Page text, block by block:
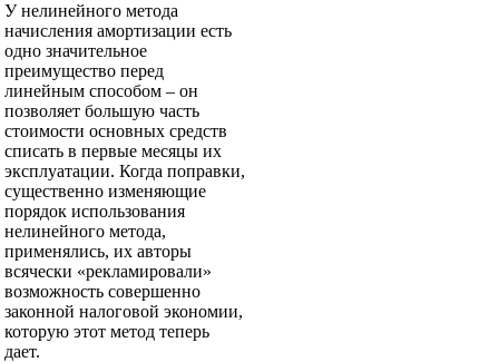
У нелинейного метода
начисления амортизации есть
одно значительное
преимущество перед
линейным способом – он
позволяет большую часть
стоимости основных средств
списать в первые месяцы их
эксплуатации. Когда поправки,
существенно изменяющие
порядок использования
нелинейного метода,
применялись, их авторы
всячески «рекламировали»
возможность совершенно
законной налоговой экономии,
которую этот метод теперь
дает.